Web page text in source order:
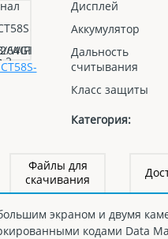
Дисплей
Аккумулятор
Дальность
считывания
Класс защиты
Категория:
Файлы для
скачивания
экраном и двумя
кодами Data